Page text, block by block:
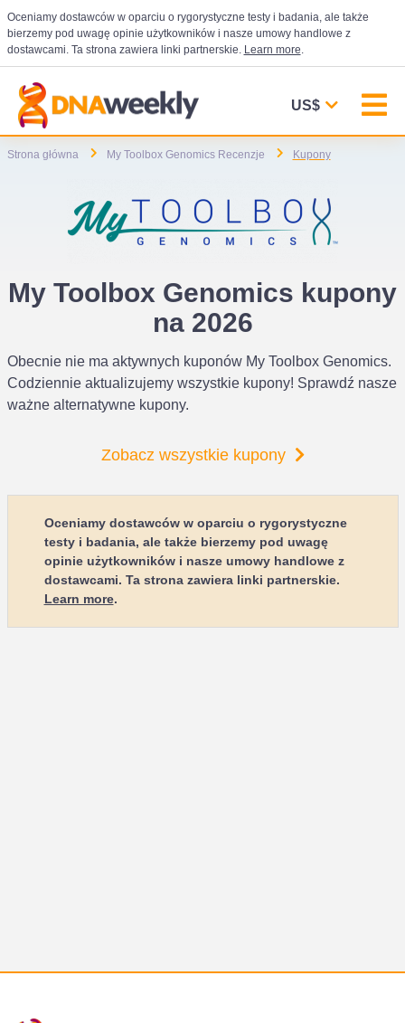
Oceniamy dostawców w oparciu o rygorystyczne testy i badania, ale także
bierzemy pod uwagę opinie użytkowników i nasze umowy handlowe z
dostawcami. Ta strona zawiera linki partnerskie. Learn more.
US$
Strona główna My Toolbox Genomics Recenzje Kupony
My Toolbox Genomics kupony
na 2026
Obecnie nie ma aktywnych kuponów My Toolbox Genomics.
Codziennie aktualizujemy wszystkie kupony! Sprawdź nasze
ważne alternatywne kupony.
Zobacz wszystkie kupony
Oceniamy dostawców w oparciu o rygorystyczne
testy i badania, ale także bierzemy pod uwagę
opinie użytkowników i nasze umowy handlowe z
dostawcami. Ta strona zawiera linki partnerskie.
Learn more.